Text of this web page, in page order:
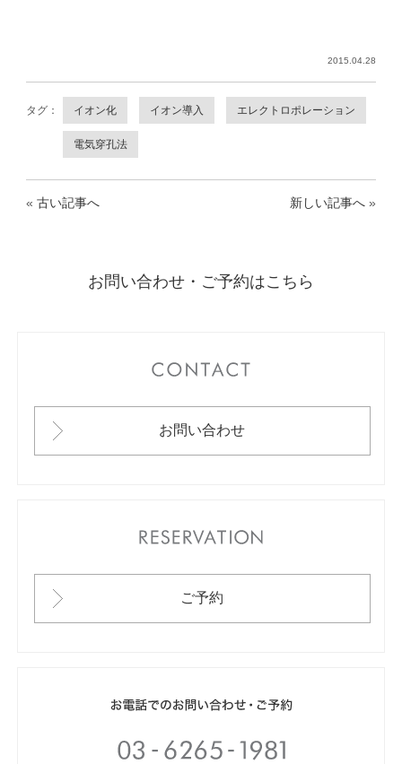
2015.04.28
タグ： イオン化 イオン導入 エレクトロポレーション
電気穿孔法
« 古い記事へ 新しい記事へ »
お問い合わせ・ご予約はこちら
お問い合わせ
ご予約